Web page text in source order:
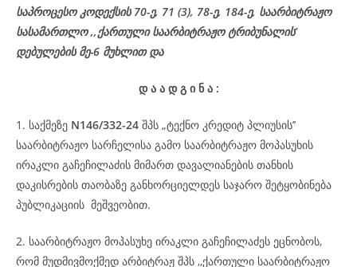
საპროცესო კოდექსის 70-ე, 71 (3), 78-ე, 184-ე, საარბიტრაჟო
სასამართლო ,,ქართული საარბიტრაჟო ტრიბუნალის’
დებულების მე-6 მუხლით და
დ ა ა დ გ ი ნ ა :
1. საქმეზე N146/332-24 შპს „ტექნო კრედიტ პლიუსის’’
საარბიტრაჟო სარჩელისა გამო საარბიტრაჟო მოპასუხის
ირაკლი გაჩეჩილაძის მიმართ დავალიანების თანხის
დაკისრების თაობაზე განხორციელდეს საჯარო შეტყობინება
პუბლიკაციის მეშვეობით.
2. საარბიტრაჟო მოპასუხე ირაკლი გაჩეჩილაძეს ეცნობოს,
რომ მუდმივმოქმედ არბიტრაჟ შპს ,,ქართული საარბიტრაჟო